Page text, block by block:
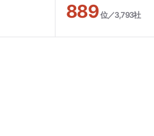
889位／3,793社